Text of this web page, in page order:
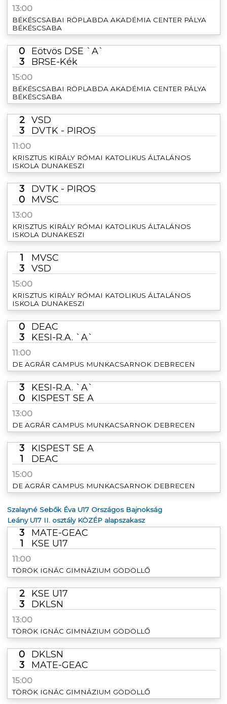
13:00
BÉKÉSCSABAI RÖPLABDA AKADÉMIA CENTER PÁLYA
BÉKÉSCSABA
0
Eötvös DSE `A`
3
BRSE-Kék
15:00
BÉKÉSCSABAI RÖPLABDA AKADÉMIA CENTER PÁLYA
BÉKÉSCSABA
2
VSD
3
DVTK - PIROS
11:00
KRISZTUS KIRÁLY RÓMAI KATOLIKUS ÁLTALÁNOS
ISKOLA DUNAKESZI
3
DVTK - PIROS
0
MVSC
13:00
KRISZTUS KIRÁLY RÓMAI KATOLIKUS ÁLTALÁNOS
ISKOLA DUNAKESZI
1
MVSC
3
VSD
15:00
KRISZTUS KIRÁLY RÓMAI KATOLIKUS ÁLTALÁNOS
ISKOLA DUNAKESZI
0
DEAC
3
KESI-R.A. `A`
11:00
DE AGRÁR CAMPUS MUNKACSARNOK DEBRECEN
3
KESI-R.A. `A`
0
KISPEST SE A
13:00
DE AGRÁR CAMPUS MUNKACSARNOK DEBRECEN
3
KISPEST SE A
1
DEAC
15:00
DE AGRÁR CAMPUS MUNKACSARNOK DEBRECEN
Szalayné Sebők Éva U17 Országos Bajnokság
Leány U17 II. osztály KÖZÉP alapszakasz
3
MATE-GEAC
1
KSE U17
11:00
TÖRÖK IGNÁC GIMNÁZIUM GÖDÖLLŐ
2
KSE U17
3
DKLSN
13:00
TÖRÖK IGNÁC GIMNÁZIUM GÖDÖLLŐ
0
DKLSN
3
MATE-GEAC
15:00
TÖRÖK IGNÁC GIMNÁZIUM GÖDÖLLŐ